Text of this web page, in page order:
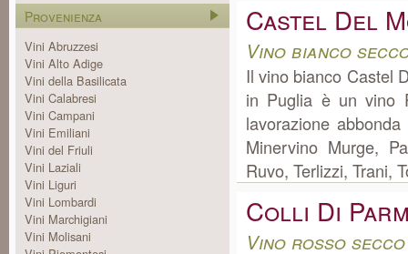
Provenienza
Vini Abruzzesi
Vini Alto Adige
Vini della Basilicata
Vini Calabresi
Vini Campani
Vini Emiliani
Vini del Friuli
Vini Laziali
Vini Liguri
Vini Lombardi
Vini Marchigiani
Vini Molisani
Castel Del
Vino bianco
Il vino bianco Castel
in Puglia è un vino
lavorazione
Minervino Murge,
Ruvo, Terlizzi, Trani,
Colli Di
Vino rosso